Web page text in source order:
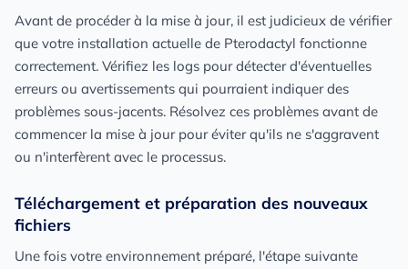
Avant de procéder à la mise à jour, il est judicieux de vérifier
que votre installation actuelle de Pterodactyl fonctionne
correctement. Vérifiez les logs pour détecter d'éventuelles
erreurs ou avertissements qui pourraient indiquer des
problèmes sous-jacents. Résolvez ces problèmes avant de
commencer la mise à jour pour éviter qu'ils ne s'aggravent
ou n'interfèrent avec le processus.
Téléchargement et préparation des nouveaux
fichiers
Une fois votre environnement préparé, l'étape suivante